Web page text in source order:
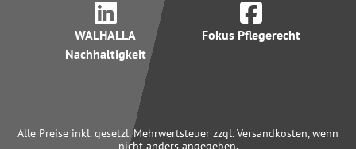
WALHALLA
Nachhaltigkeit
Fokus Pflegerecht
Alle Preise inkl. gesetzl. Mehrwertsteuer zzgl. Versandkosten, wenn
nicht anders angegeben.